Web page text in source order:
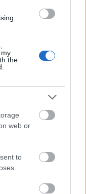
the
web or
to
fajra van
meg a 90-95-öt.
népesség
okosak”
Számít a
a kultúránk, a
nem akar
ez a többi
nem volt.